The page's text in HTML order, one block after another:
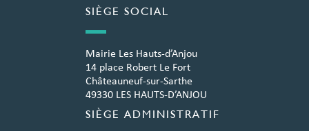
SIÈGE SOCIAL
Mairie Les Hauts-d’Anjou
14 place Robert Le Fort
Châteauneuf-sur-Sarthe
49330 LES HAUTS-D’ANJOU
SIÈGE ADMINISTRATIF